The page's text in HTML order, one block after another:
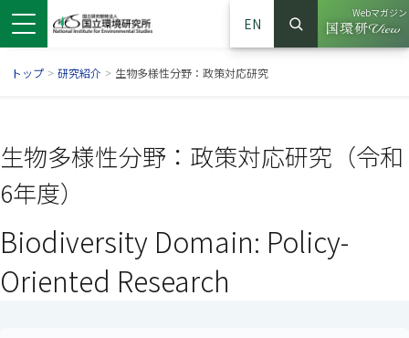
EN
サイト内検索
検索
Webマガジン
（別ウイ
トップ > 研究紹介 > 生物多様性分野：政策対応研究
生物多様性分野：政策対応研究（令和
6年度）
Biodiversity Domain: Policy-
Oriented Research